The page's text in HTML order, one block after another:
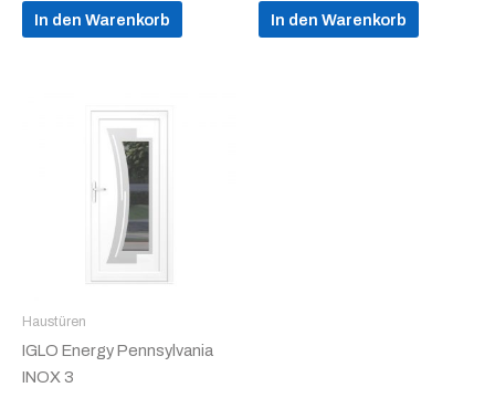
In den Warenkorb In den Warenkorb
Haustüren
IGLO Energy Pennsylvania
INOX 3